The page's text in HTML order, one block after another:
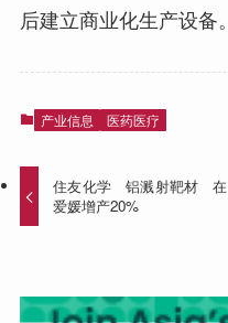
后建立商业化生产设备。
产业信息 医药医疗
住友化学 铝溅射靶材 在
爱媛增产20%